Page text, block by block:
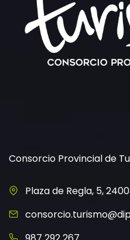
Consorcio Provincial de
Plaza de Regla, 5,